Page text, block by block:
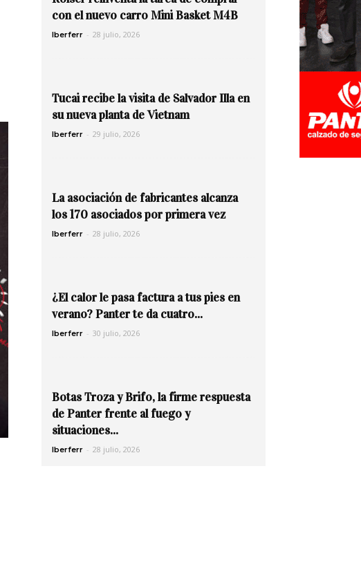
con el nuevo carro Mini Basket M4B
Iberferr - 28 julio, 2026
Tucai recibe la visita de Salvador Illa en
su nueva planta de Vietnam
Iberferr - 29 julio, 2026
La asociación de fabricantes alcanza
los 170 asociados por primera vez
Iberferr - 28 julio, 2026
¿El calor le pasa factura a tus pies en
verano? Panter te da cuatro...
Iberferr - 30 julio, 2026
Botas Troza y Brifo, la firme respuesta
de Panter frente al fuego y
situaciones...
Iberferr - 28 julio, 2026